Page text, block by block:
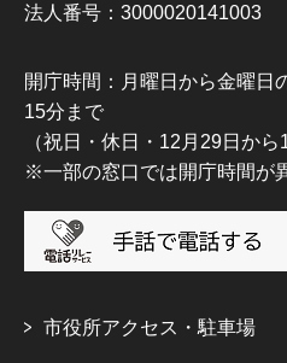
法人番号：3000020141003
開庁時間：月曜日から金曜日
15分まで
（祝日・休日・12月29日から
※一部の窓口では開庁時間が
市役所アクセス・駐車場